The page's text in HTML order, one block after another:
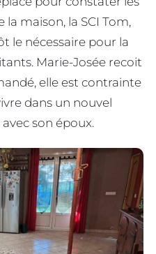
maison, la SCI Tom,
le nécessaire pour la
Marie-Josée recoit
elle est contrainte
dans un nouvel
son époux.